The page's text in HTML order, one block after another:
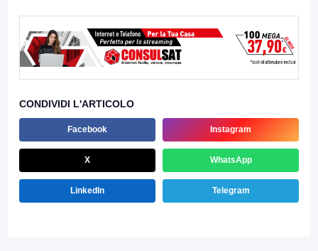
CONDIVIDI L'ARTICOLO
Facebook Instagram
X WhatsApp
LinkedIn Telegram